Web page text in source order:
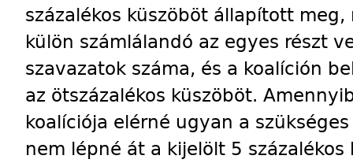
százalékos küszöböt állapított
külön számlálandó az egyes részt
szavazatok száma, és a koalíción
az ötszázalékos küszöböt.
koalíciója elérné ugyan a
nem lépné át a kijelölt 5 százalékos